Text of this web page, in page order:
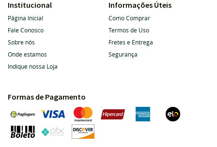
Institucional
Página Inicial
Fale Conosco
Sobre nós
Onde estamos
Indique nossa Loja
Informações Úteis
Como Comprar
Termos de Uso
Fretes e Entrega
Segurança
Formas de Pagamento